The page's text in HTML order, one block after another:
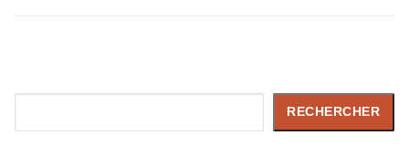
RECHERCHER